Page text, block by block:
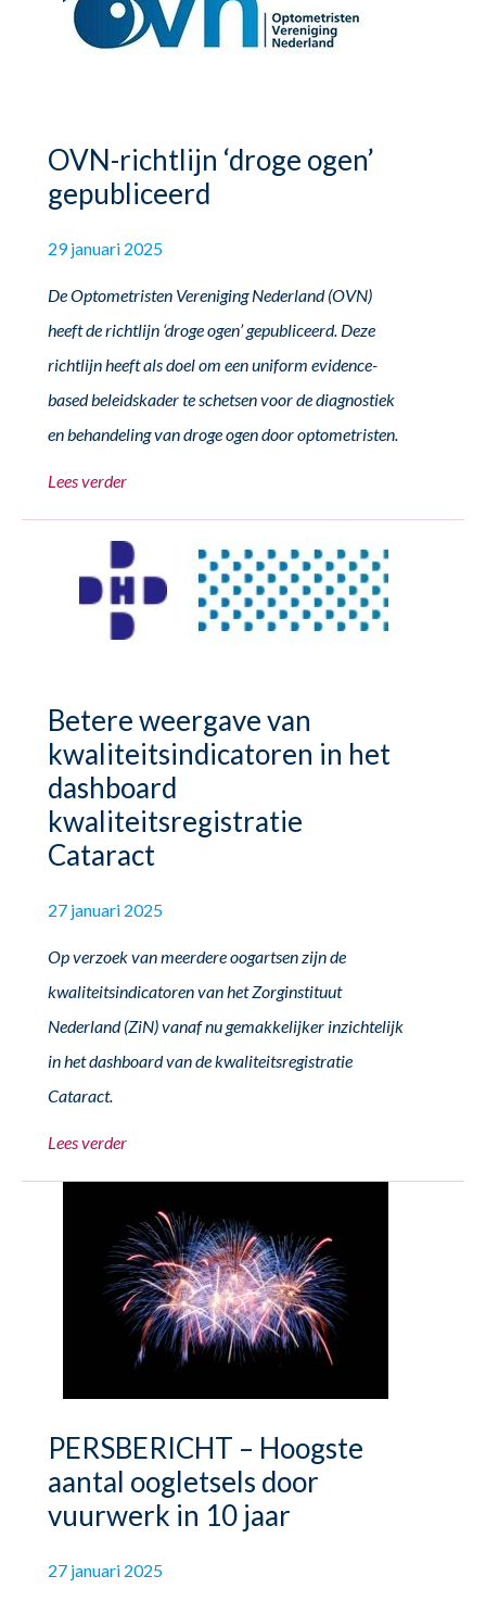
OVN-richtlijn ‘droge ogen’
gepubliceerd
29 januari 2025
De Optometristen Vereniging Nederland (OVN)
heeft de richtlijn ‘droge ogen’ gepubliceerd. Deze
richtlijn heeft als doel om een uniform evidence-
based beleidskader te schetsen voor de diagnostiek
en behandeling van droge ogen door optometristen.
Lees verder
Betere weergave van
kwaliteitsindicatoren in het
dashboard
kwaliteitsregistratie
Cataract
27 januari 2025
Op verzoek van meerdere oogartsen zijn de
kwaliteitsindicatoren van het Zorginstituut
Nederland (ZiN) vanaf nu gemakkelijker inzichtelijk
in het dashboard van de kwaliteitsregistratie
Cataract.
Lees verder
PERSBERICHT – Hoogste
aantal oogletsels door
vuurwerk in 10 jaar
27 januari 2025